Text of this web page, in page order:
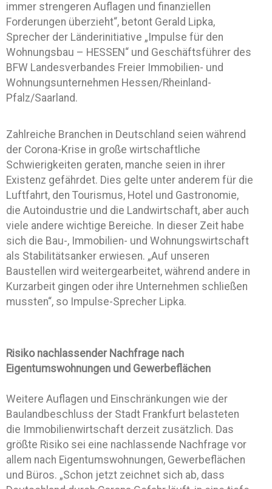
immer strengeren Auflagen und finanziellen
Forderungen überzieht“, betont Gerald Lipka,
Sprecher der Länderinitiative „Impulse für den
Wohnungsbau – HESSEN“ und Geschäftsführer des
BFW Landesverbandes Freier Immobilien- und
Wohnungsunternehmen Hessen/Rheinland-
Pfalz/Saarland.
Zahlreiche Branchen in Deutschland seien während
der Corona-Krise in große wirtschaftliche
Schwierigkeiten geraten, manche seien in ihrer
Existenz gefährdet. Dies gelte unter anderem für die
Luftfahrt, den Tourismus, Hotel und Gastronomie,
die Autoindustrie und die Landwirtschaft, aber auch
viele andere wichtige Bereiche. In dieser Zeit habe
sich die Bau-, Immobilien- und Wohnungswirtschaft
als Stabilitätsanker erwiesen. „Auf unseren
Baustellen wird weitergearbeitet, während andere in
Kurzarbeit gingen oder ihre Unternehmen schließen
mussten“, so Impulse-Sprecher Lipka.
Risiko nachlassender Nachfrage nach
Eigentumswohnungen und Gewerbeflächen
Weitere Auflagen und Einschränkungen wie der
Baulandbeschluss der Stadt Frankfurt belasteten
die Immobilienwirtschaft derzeit zusätzlich. Das
größte Risiko sei eine nachlassende Nachfrage vor
allem nach Eigentumswohnungen, Gewerbeflächen
und Büros. „Schon jetzt zeichnet sich ab, dass